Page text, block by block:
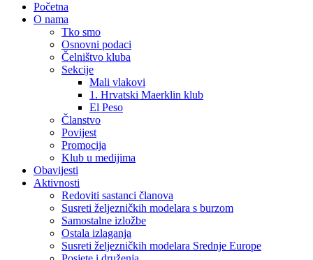
Početna
O nama
Tko smo
Osnovni podaci
Čelništvo kluba
Sekcije
Mali vlakovi
1. Hrvatski Maerklin klub
El Peso
Članstvo
Povijest
Promocija
Klub u medijima
Obavijesti
Aktivnosti
Redoviti sastanci članova
Susreti željezničkih modelara s burzom
Samostalne izložbe
Ostala izlaganja
Susreti željezničkih modelara Srednje Europe